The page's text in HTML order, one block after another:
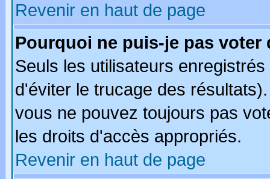
Revenir en haut de page
Pourquoi ne puis-je pas voter
Seuls les utilisateurs
d'éviter le trucage des
vous ne pouvez toujours pas
les droits d'accès appropriés.
Revenir en haut de page